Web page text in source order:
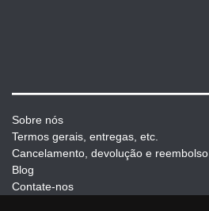
Sobre nós
Termos gerais, entregas, etc.
Cancelamento, devolução e reembolso
Blog
Contate-nos